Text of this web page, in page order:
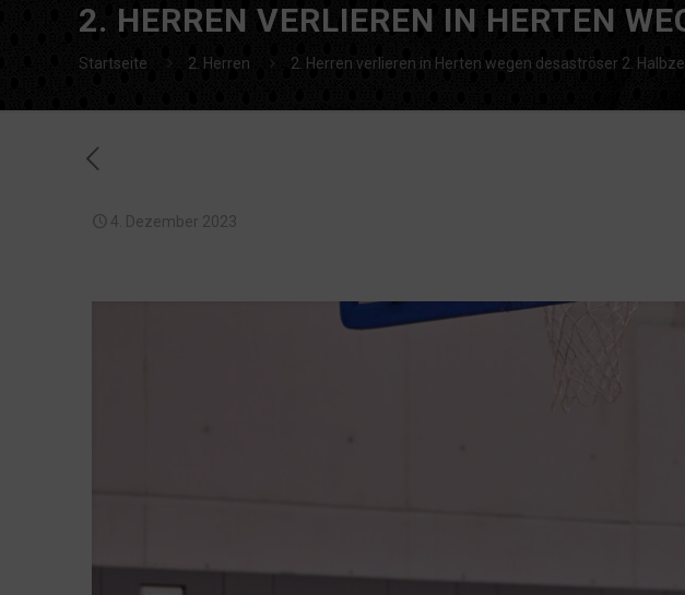
2. HERREN VERLIEREN IN HERTEN
Startseite 2. Herren 2. Herren verlieren in Herten wegen desaströser 2.
4. Dezember 2023